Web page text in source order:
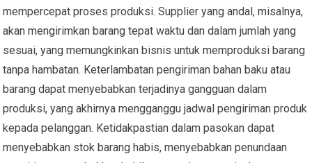
mempercepat proses produksi. Supplier yang andal, misalnya,
akan mengirimkan barang tepat waktu dan dalam jumlah yang
sesuai, yang memungkinkan bisnis untuk memproduksi barang
tanpa hambatan. Keterlambatan pengiriman bahan baku atau
barang dapat menyebabkan terjadinya gangguan dalam
produksi, yang akhirnya mengganggu jadwal pengiriman produk
kepada pelanggan. Ketidakpastian dalam pasokan dapat
menyebabkan stok barang habis, menyebabkan penundaan